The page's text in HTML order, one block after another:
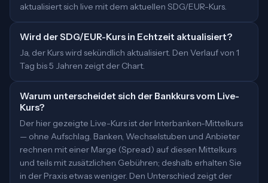
aktualisiert sich live mit dem aktuellen SDG/EUR-Kurs.
Wird der SDG/EUR-Kurs in Echtzeit aktualisiert?
Ja, der Kurs wird sekündlich aktualisiert. Den Verlauf von 1
Tag bis 5 Jahren zeigt der Chart.
Warum unterscheidet sich der Bankkurs vom Live-
Kurs?
Der hier gezeigte Live-Kurs ist der Interbanken-Mittelkurs
— ohne Aufschlag. Banken, Wechselstuben und Anbieter
rechnen mit einer Marge (Spread) auf diesen Mittelkurs
und teils mit zusätzlichen Gebühren; deshalb erhalten Sie
in der Praxis etwas weniger. Den Unterschied zeigt der